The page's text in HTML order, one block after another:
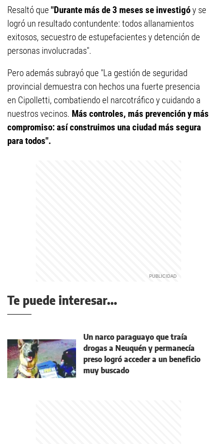
Resaltó que "Durante más de 3 meses se investigóy se
logró un resultado contundente: todos allanamientos
exitosos, secuestro de estupefacientes y detención de
personas involucradas".
Pero además subrayó que "La gestión de seguridad
provincial demuestra con hechos una fuerte presencia
en Cipolletti, combatiendo el narcotráfico y cuidando a
nuestros vecinos. Más controles, más prevención y más
compromiso: así construimos una ciudad más segura
para todos".
Te puede interesar...
Un narco paraguayo que traía
drogas a Neuquén y permanecía
preso logró acceder a un beneficio
muy buscado